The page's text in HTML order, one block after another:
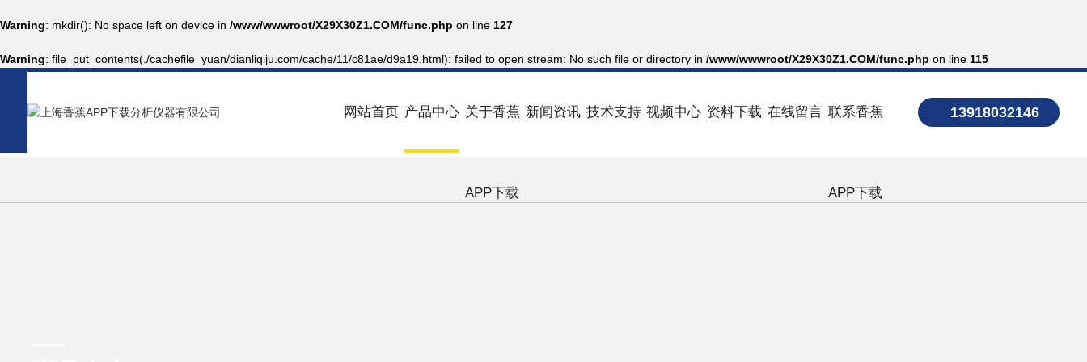
Warning: mkdir(): No space left on device in /www/wwwroot/X29X30Z1.COM/func.php on line 127
Warning: file_put_contents(./cachefile_yuan/dianliqiju.com/cache/11/c81ae/d9a19.html): failed to open stream: No such file or directory in /www/wwwroot/X29X30Z1.COM/func.php on line 115
13918032146
网站首页 产品中心 关于香蕉
APP下载
新闻资讯 技术支持 视频中心 资料下载 在线留言 联系香蕉
APP下载